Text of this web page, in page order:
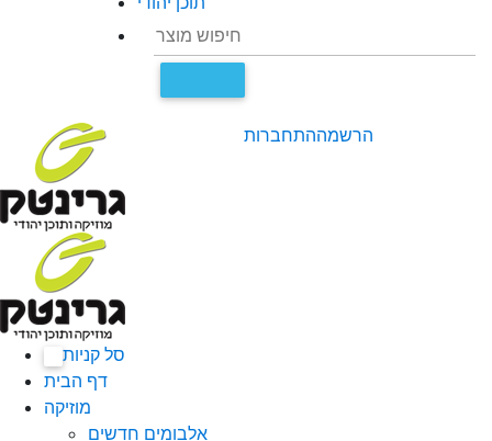
התחברותהרשמה
סל קניות
דף הבית
מוזיקה
אלבומים חדשים